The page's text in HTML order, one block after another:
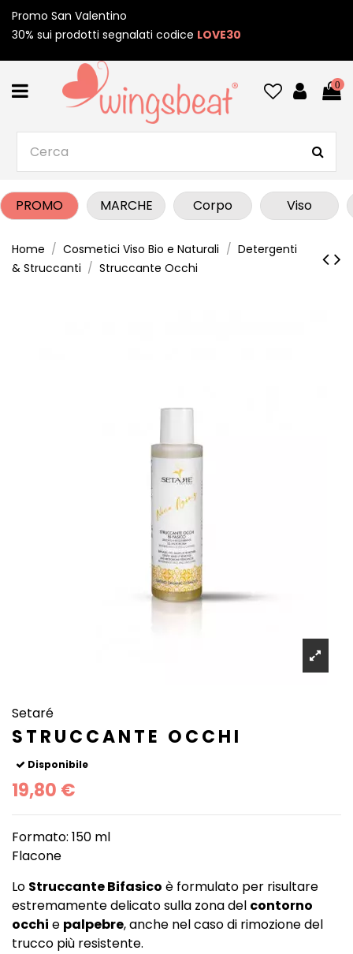
Promo San Valentino
30% sui prodotti segnalati codice LOVE30
0
PROMO MARCHE Corpo Viso
Home Cosmetici Viso Bio e Naturali
Detergenti
& Struccanti
Struccante Occhi
Setaré
STRUCCANTE OCCHI
Disponibile
19,80 €
Formato: 150 ml
Flacone
Lo Struccante Bifasico è formulato per risultare
estremamente delicato sulla zona del contorno
occhi e palpebre, anche nel caso di rimozione del
trucco più resistente.